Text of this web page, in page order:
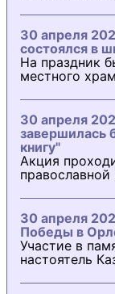
30 апреля
состоялся в
На праздник
местного
30 апреля
завершилась
книгу"
Акция
православной
30 апреля
Победы в
Участие в
настоятель